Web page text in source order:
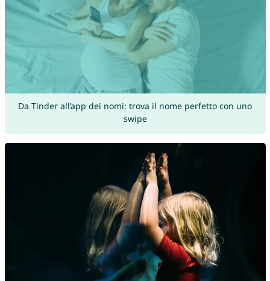
Da Tinder all’app dei nomi: trova il nome perfetto con uno
swipe